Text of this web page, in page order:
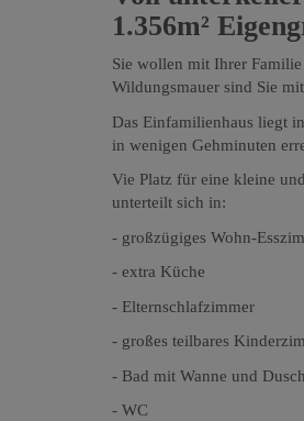
1.356m²
Sie wollen mit Ihrer
Wildungsmauer sind Sie
Das Einfamilienhaus liegt
in wenigen Gehminuten
Vie Platz für eine kleine
unterteilt sich in:
- großzügiges Wohn-
- extra Küche
- Elternschlafzimmer
- großes teilbares
- Bad mit Wanne und
- WC